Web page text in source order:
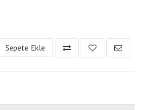
Sepete Ekle